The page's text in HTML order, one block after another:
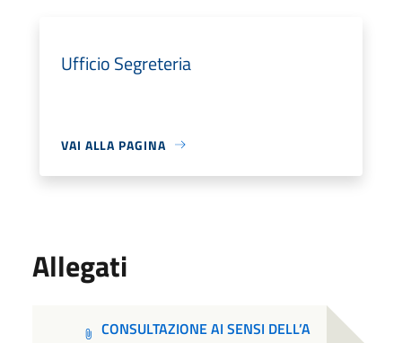
Ufficio Segreteria
VAI ALLA PAGINA
Allegati
CONSULTAZIONE AI SENSI DELL’A